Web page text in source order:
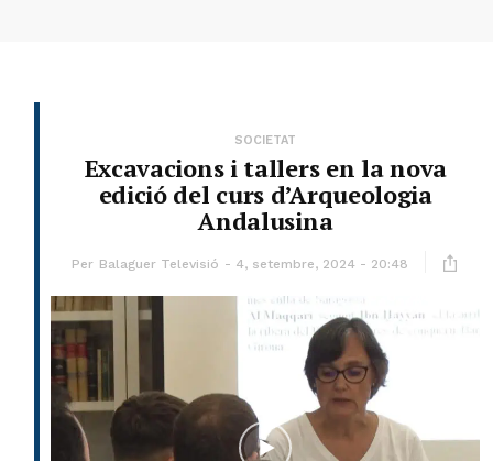
SOCIETAT
Excavacions i tallers en la nova
edició del curs d’Arqueologia
Andalusina
Per Balaguer Televisió 4, setembre, 2024 - 20:48